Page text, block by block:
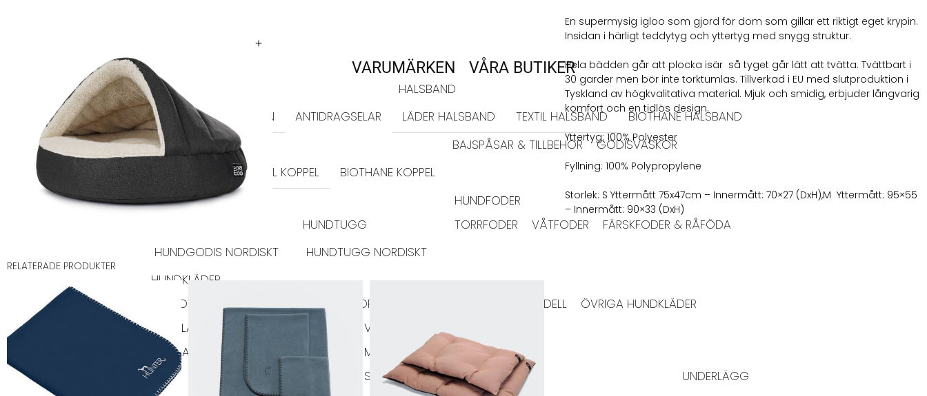
PROMENADEN
SELAR
ALLA SELAR
STEP-IN ANTIDRAGSELAR
HALSBAND
LÄDER HALSBAND
TEXTIL HALSBAND
BIOTHANE HALSBAND
KOPPEL
LÄDERKOPPEL
TEXTIL KOPPEL BIOTHANE KOPPEL
BAJSPÅSAR & TILLBEHÖR GODISVÄSKOR
GODIS & TUGG
HUNDGODIS NORDISKT
HUNDTUGG
HUNDTUGG NORDISKT
HUNDFODER
TORRFODER
VÅTFODER FÄRSKFODER & RÅFÖDA
HUNDKLÄDER
TRÖJOR
REGNKLÄDER VARMA JACKOR VINTHUNDSMODELL
ÖVRIGA HUNDKLÄDER
SOVPLATS
BÄDDAR
FILTAR DYNOR IGLOOS
VÄSKOR
HUNDLEKSAKER
MATPLATS
SKÅLAR
UNDERLÄGG
VARUMÄRKEN VÅRA BUTIKER
mängd
En supermysig igloo som gjord för dom som gillar ett riktigt eget krypin.
Insidan i härligt teddytyg och yttertyg med snygg struktur.
Hela bädden går att plocka isär så tyget går lätt att tvätta. Tvättbart i
30 garder men bör inte torktumlas. Tillverkad i EU med slutproduktion i
Tyskland av högkvalitativa material. Mjuk och smidig, erbjuder långvarig
komfort och en tidlös design.
Yttertyg: 100% Polyester
Fyllning: 100% Polypropylene
Storlek: S Yttermått 75x47cm – Innermått: 70×27 (DxH),M Yttermått: 95×55
– Innermått: 90×33 (DxH)
RELATERADE PRODUKTER